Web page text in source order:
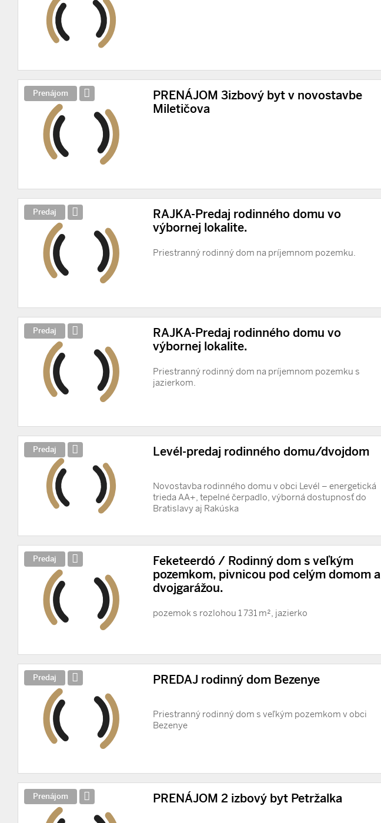
Prenájom
PRENÁJOM 3izbový byt v novostavbe
Miletičova
Predaj
RAJKA-Predaj rodinného domu vo
výbornej lokalite.
Priestranný rodinný dom na príjemnom pozemku.
Predaj
RAJKA-Predaj rodinného domu vo
výbornej lokalite.
Priestranný rodinný dom na príjemnom pozemku s
jazierkom.
Predaj Levél-predaj rodinného domu/dvojdom
Novostavba rodinného domu v obci Levél – energetická
trieda AA+, tepelné čerpadlo, výborná dostupnosť do
Bratislavy aj Rakúska
Predaj
Feketeerdó / Rodinný dom s veľkým
pozemkom, pivnicou pod celým domom a
dvojgarážou.
pozemok s rozlohou 1 731 m², jazierko
Predaj PREDAJ rodinný dom Bezenye
Priestranný rodinný dom s veľkým pozemkom v obci
Bezenye
Prenájom PRENÁJOM 2 izbový byt Petržalka